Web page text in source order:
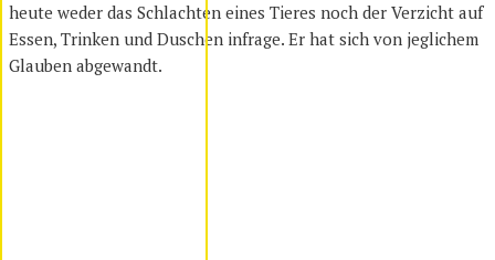
heute weder das Schlachten eines Tieres noch der Verzicht auf
Essen, Trinken und Duschen infrage. Er hat sich von jeglichem
Glauben abgewandt.